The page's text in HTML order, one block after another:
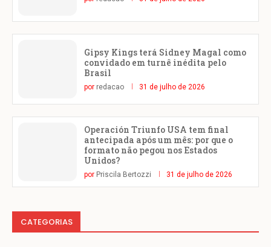
Gipsy Kings terá Sidney Magal como
convidado em turnê inédita pelo
Brasil
por redacao 31 de julho de 2026
Operación Triunfo USA tem final
antecipada após um mês: por que o
formato não pegou nos Estados
Unidos?
por Priscila Bertozzi 31 de julho de 2026
CATEGORIAS